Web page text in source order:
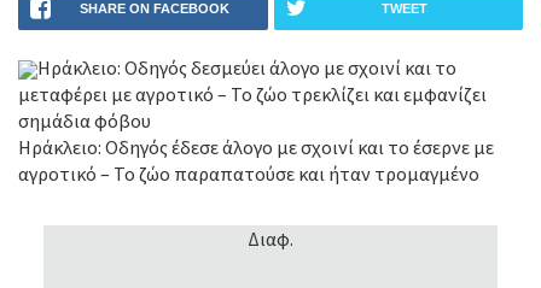
SHARE ON FACEBOOK TWEET
Ηράκλειο: Οδηγός δεσμεύει άλογο με σχοινί και το
μεταφέρει με αγροτικό – Το ζώο τρεκλίζει και εμφανίζει
σημάδια φόβου
Hράκλειο: Οδηγός έδεσε άλογο με σχοινί και το έσερνε με
αγροτικό – Το ζώο παραπατούσε και ήταν τρομαγμένο
Διαφ.